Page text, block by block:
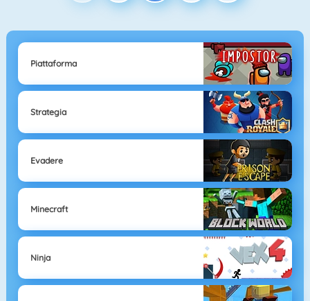
Piattaforma
Strategia
Evadere
Minecraft
Ninja